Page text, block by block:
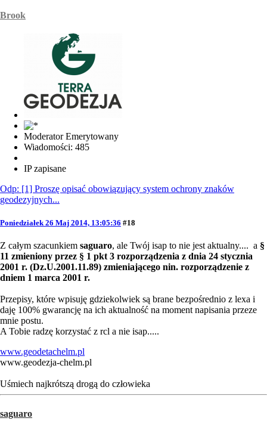
Brook
Moderator Emerytowany
Wiadomości: 485
IP zapisane
Odp: [1] Proszę opisać obowiązujący system ochrony znaków
geodezyjnych...
Poniedziałek 26 Maj 2014, 13:05:36 #18
Z całym szacunkiem saguaro, ale Twój isap to nie jest aktualny.... a §
11 zmieniony przez § 1 pkt 3 rozporządzenia z dnia 24 stycznia
2001 r. (Dz.U.2001.11.89) zmieniającego nin. rozporządzenie z
dniem 1 marca 2001 r.
Przepisy, które wpisuję gdziekolwiek są brane bezpośrednio z lexa i
daję 100% gwarancję na ich aktualność na moment napisania przeze
mnie postu.
A Tobie radzę korzystać z rcl a nie isap.....
www.geodetachelm.pl
www.geodezja-chelm.pl
Uśmiech najkrótszą drogą do człowieka
saguaro